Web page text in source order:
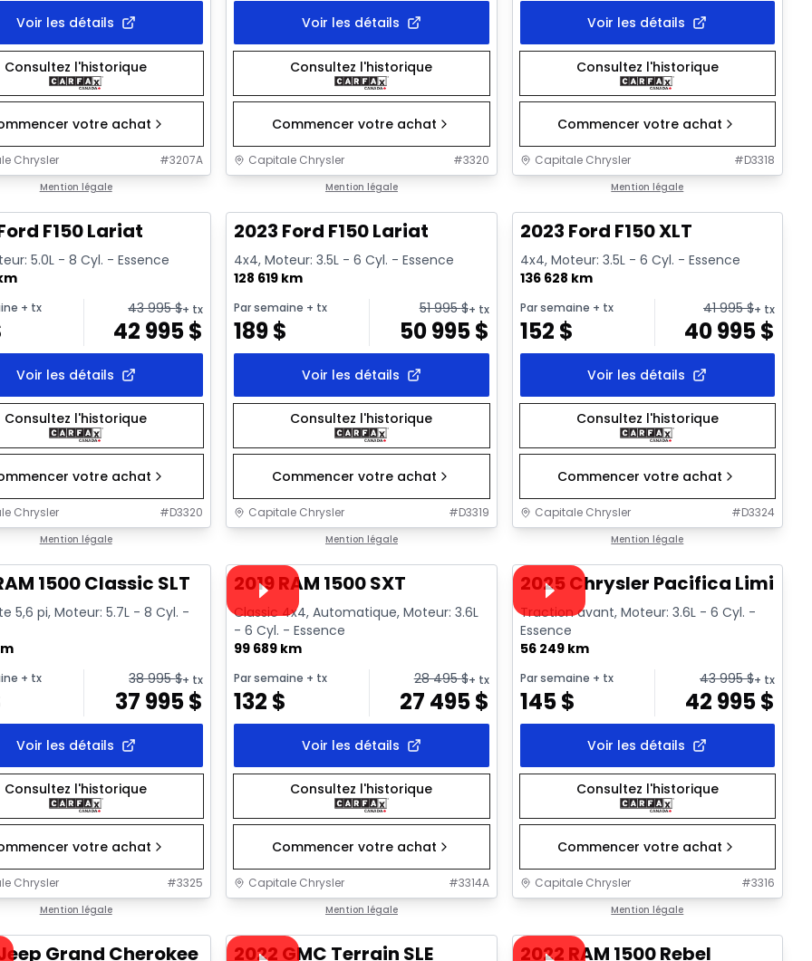
Voir les détails
Consultez l'historique
votre achat
Chrysler #3207A
Mention légale
Voir les détails
Consultez l'historique
Commencer votre achat
Capitale Chrysler #3320
Mention légale
Voir les détails
Consultez l'historique
Commencer votre achat
Capitale Chrysler #D3318
Mention légale
offre
F150 Lariat
5.0L - 8 Cyl. - Essence
+ tx 43 995$+ tx
42 995$
Voir les détails
Consultez l'historique
votre achat
Chrysler #D3320
Mention légale
Très bonne offre
2023 Ford F150 Lariat
4x4, Moteur: 3.5L - 6 Cyl. - Essence
128 619 km
Par semaine + tx
189$
51 995$+ tx
50 995$
Voir les détails
Consultez l'historique
Commencer votre achat
Capitale Chrysler #D3319
Mention légale
Très bonne offre
2023 Ford F150 XLT
4x4, Moteur: 3.5L - 6 Cyl. - Essence
136 628 km
Par semaine + tx
152 $
41 995$+ tx
40 995$
Voir les détails
Consultez l'historique
Commencer votre achat
Capitale Chrysler #D3324
Mention légale
offre
1500 Classic SLT
5,6 pi, Moteur: 5.7L - 8 Cyl. -
+ tx 38 995$+ tx
37 995$
Voir les détails
Consultez l'historique
votre achat
Chrysler #3325
Mention légale
Vidéo disponible
Très bonne offre
2019 RAM 1500 SXT
Classic 4x4, Automatique, Moteur: 3.6L
- 6 Cyl. - Essence
99 689 km
Par semaine + tx
132 $
28 495$+ tx
27 495$
Voir les détails
Consultez l'historique
Commencer votre achat
Capitale Chrysler #3314A
Mention légale
Vidéo disponible
Très bonne offre
2025 Chrysler Pacifica Limited
Traction avant, Moteur: 3.6L - 6 Cyl. -
Essence
56 249 km
Par semaine + tx
145$
43 995$+ tx
42 995$
Voir les détails
Consultez l'historique
Commencer votre achat
Capitale Chrysler #3316
Mention légale
offre
Grand Cherokee Overland
Vidéo disponible
Très bonne offre
2022 GMC Terrain SLE Vidéo disponible
Très bonne offre
2022 RAM 1500 Rebel